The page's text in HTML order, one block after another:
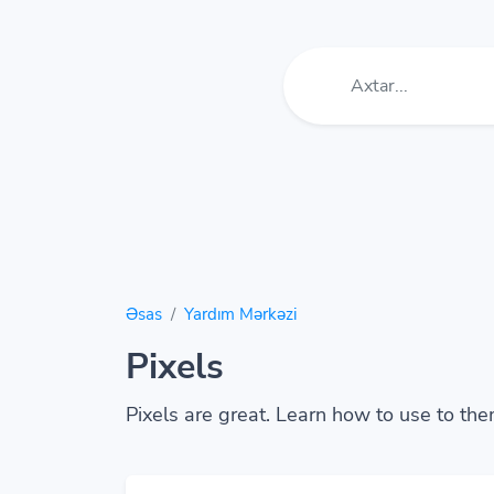
Əsas Yardım Mərkəzi
Pixels
Pixels are great. Learn how to use to